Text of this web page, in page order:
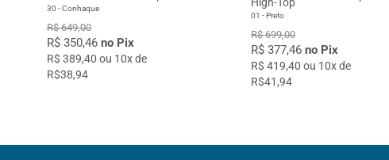
30 - Conhaque
R$ 649,00
R$ 350,46 no Pix
R$ 389,40 ou 10x de
R$38,94
High-Top
01 - Preto
R$ 699,00
R$ 377,46no Pix
R$ 419,40 ou 10x de
R$41,94